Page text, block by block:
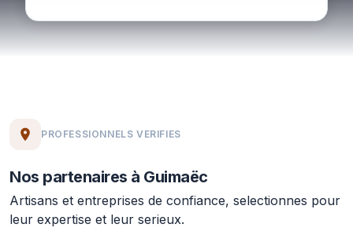
PROFESSIONNELS VERIFIES
Nos partenaires à Guimaëc
Artisans et entreprises de confiance, selectionnes pour
leur expertise et leur serieux.